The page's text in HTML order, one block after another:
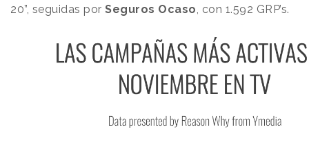
20”, seguidas por Seguros Ocaso , con 1.592 GRP’s.